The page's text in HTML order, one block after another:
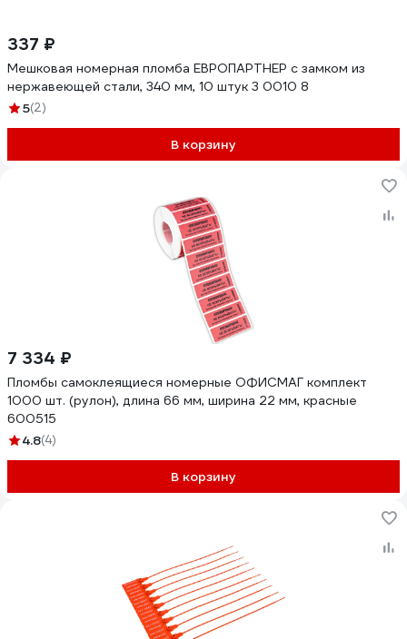
337 ₽
Мешковая номерная пломба ЕВРОПАРТНЕР с замком из
нержавеющей стали, 340 мм, 10 штук 3 0010 8
5(2)
В корзину
7 334 ₽
Пломбы самоклеящиеся номерные ОФИСМАГ комплект
1000 шт. (рулон), длина 66 мм, ширина 22 мм, красные
600515
4.8(4)
В корзину